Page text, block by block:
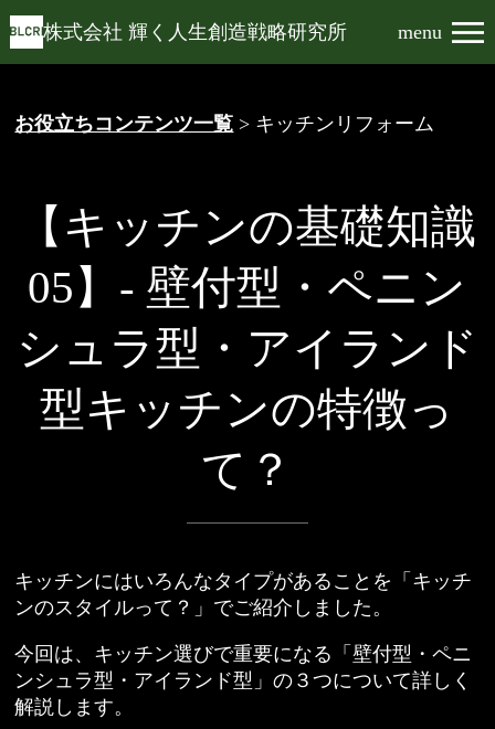
株式会社 輝く人生創造戦略研究所 menu
お役立ちコンテンツ一覧 > キッチンリフォーム
【キッチンの基礎知識
05】- 壁付型・ペニン
シュラ型・アイランド
型キッチンの特徴っ
て？
キッチンにはいろんなタイプがあることを 「キッチ
ンのスタイルって？」 でご紹介しました。
今回は、キッチン選びで重要になる「壁付型・ペニ
ンシュラ型・アイランド型」の３つについて詳しく
解説します。